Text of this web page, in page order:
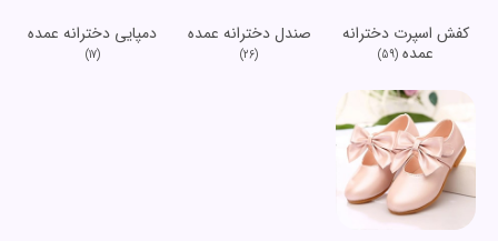
کفش اسپرت دخترانه
عمده (59)
صندل دخترانه عمده
(26)
دمپایی دخترانه عمده
(17)